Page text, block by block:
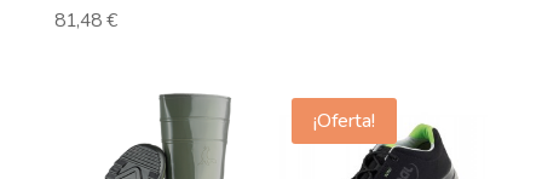
81,48€
¡Oferta!